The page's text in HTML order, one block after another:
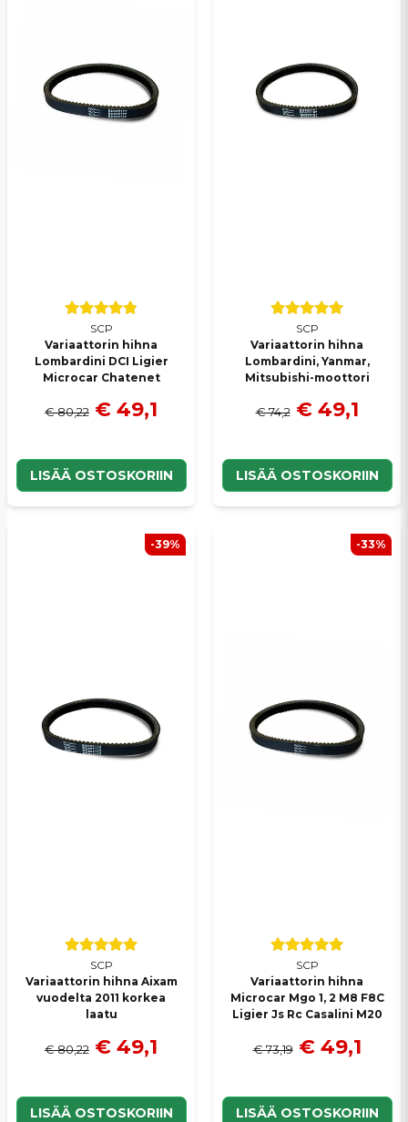
SCP
Variaattorin hihna
Lombardini DCI Ligier
Microcar Chatenet
€ 80,22 € 49,1
LISÄÄ OSTOSKORIIN
SCP
Variaattorin hihna
Lombardini, Yanmar,
Mitsubishi-moottori
€ 74,2 € 49,1
LISÄÄ OSTOSKORIIN
SCP
Variaattorin hihna Aixam
vuodelta 2011 korkea
laatu
€ 80,22 € 49,1
LISÄÄ OSTOSKORIIN
-39%
SCP
Variaattorin hihna
Microcar Mgo 1, 2 M8 F8C
Ligier Js Rc Casalini M20
€ 73,19 € 49,1
LISÄÄ OSTOSKORIIN
-33%